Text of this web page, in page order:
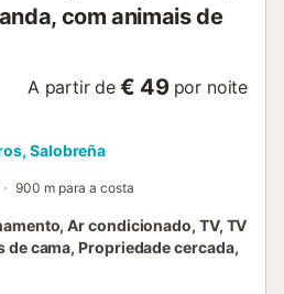
com animais de
A partir de € 49 por noite
Salobreña
900 m para a costa
Ar condicionado, TV, TV
de cama, Propriedade cercada,